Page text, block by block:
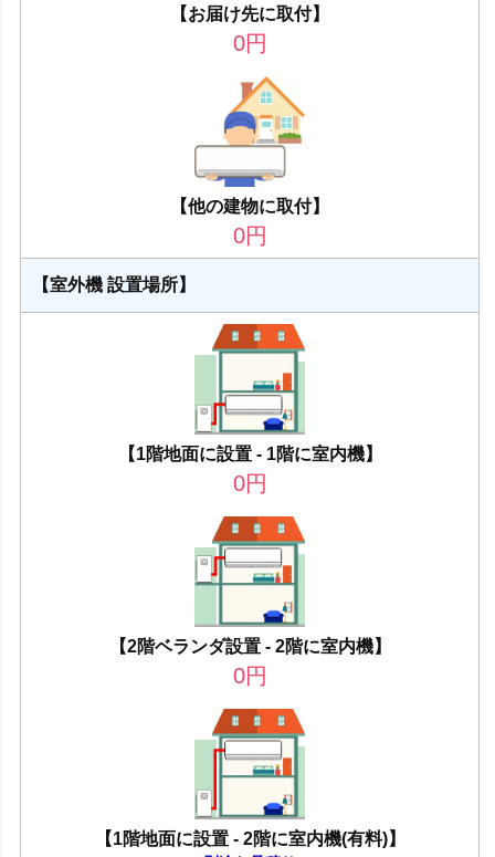
【お届け先に取付】
0円
【他の建物に取付】
0円
【室外機 設置場所】
【1階地面に設置 - 1階に室内機】
0円
【2階ベランダ設置 - 2階に室内機】
0円
【1階地面に設置 - 2階に室内機(有料)】